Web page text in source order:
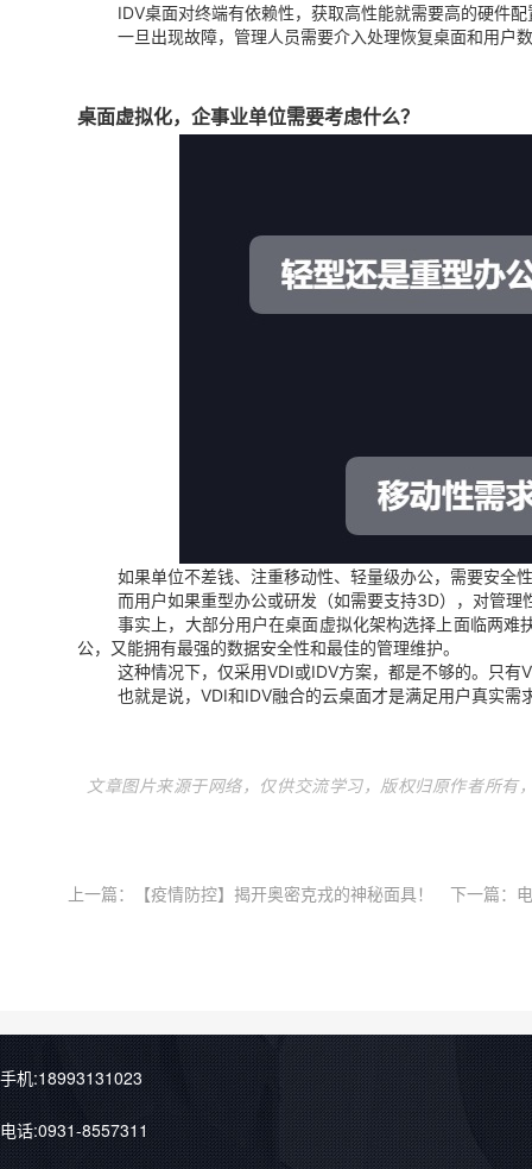
IDV桌面对终端有依赖性，获取高性能就需要高的硬件
一旦出现故障，管理人员需要介入处理恢复桌面和用户
桌面虚拟化，企事业单位需要考虑什么？
如果单位不差钱、注重移动性、轻量级办公，需要安全
而用户如果重型办公或研发（如需要支持3D），对管
事实上，大部分用户在桌面虚拟化架构选择上面临两
公，又能拥有最强的数据安全性和最佳的管理维护。
这种情况下，仅采用VDI或IDV方案，都是不够的。只
也就是说，VDI和IDV融合的云桌面才是满足用户真实需
文章图片来源于网络，仅供交流学习，版权归原作者所有
上一篇： 【疫情防控】揭开奥密克戎的神秘面具！ 下一篇：
手机:18993131023
电话:0931-8557311